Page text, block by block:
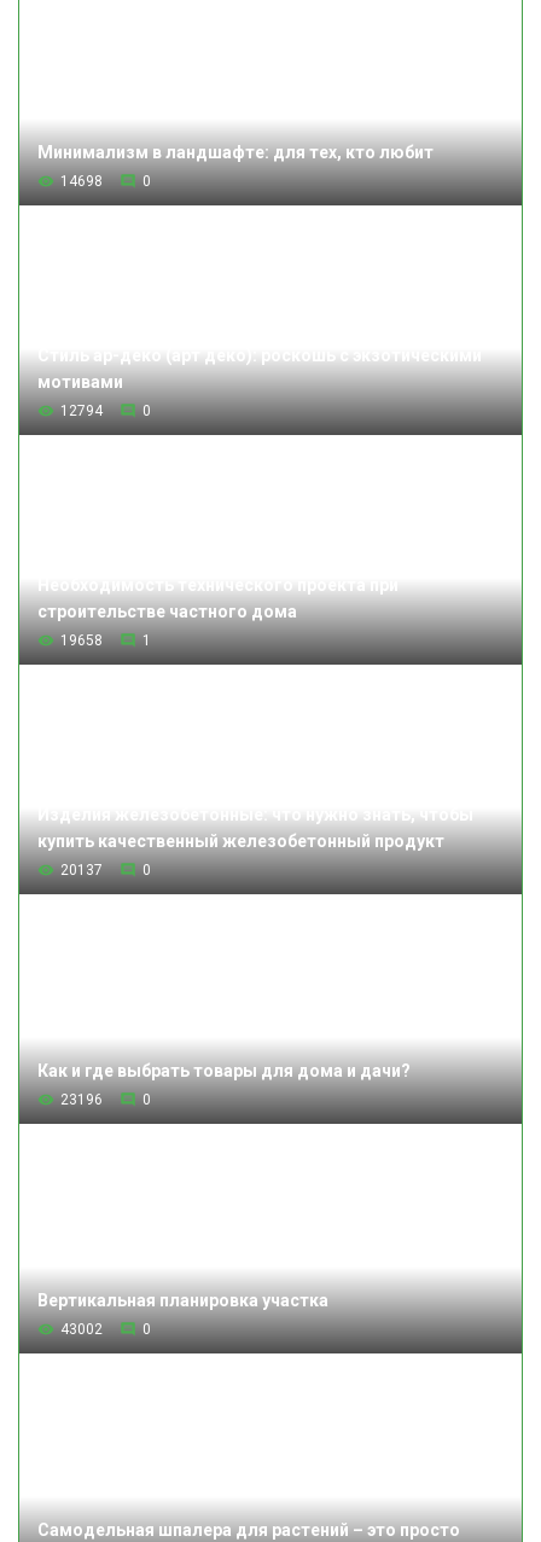
Минимализм в ландшафте: для тех, кто любит
14698 0
мотивами
12794 0
строительстве частного дома
19658 1
купить качественный железобетонный продукт
20137 0
Как и где выбрать товары для дома и дачи?
23196 0
Вертикальная планировка участка
43002 0
Самодельная шпалера для растений – это просто